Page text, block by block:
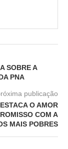
SOBRE A
PNA
publicação
O AMOR
COM A
MAIS POBRES